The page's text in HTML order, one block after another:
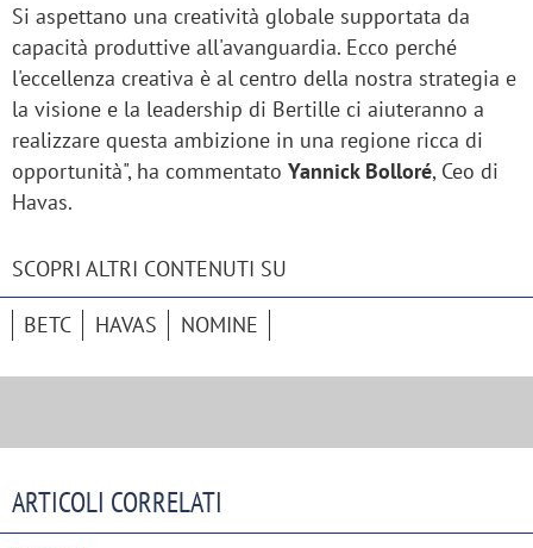
Si aspettano una creatività globale supportata da
capacità produttive all'avanguardia. Ecco perché
l'eccellenza creativa è al centro della nostra strategia e
la visione e la leadership di Bertille ci aiuteranno a
realizzare questa ambizione in una regione ricca di
opportunità", ha commentato Yannick Bolloré, Ceo di
Havas.
SCOPRI ALTRI CONTENUTI SU
BETC HAVAS NOMINE
ARTICOLI CORRELATI